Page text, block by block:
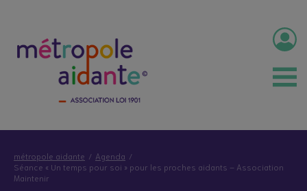
métropole aidante
Agenda
Séance « Un temps pour soi » pour les proches aidants – Association
Maintenir